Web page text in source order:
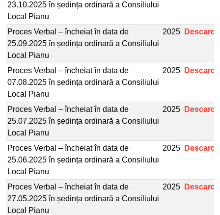
23.10.2025 în ședința ordinară a Consiliului
Local Pianu
Proces Verbal – încheiat în data de
25.09.2025 în ședința ordinară a Consiliului
Local Pianu
2025 Descarcă
Proces Verbal – încheiat în data de
07.08.2025 în ședința ordinară a Consiliului
Local Pianu
2025 Descarcă
Proces Verbal – încheiat în data de
25.07.2025 în ședința ordinară a Consiliului
Local Pianu
2025 Descarcă
Proces Verbal – încheiat în data de
25.06.2025 în ședința ordinară a Consiliului
Local Pianu
2025 Descarcă
Proces Verbal – încheiat în data de
27.05.2025 în ședința ordinară a Consiliului
Local Pianu
2025 Descarcă